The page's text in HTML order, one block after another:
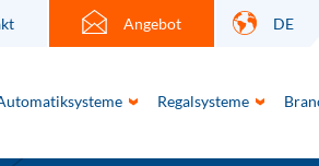
Angebot DE
Regalsysteme